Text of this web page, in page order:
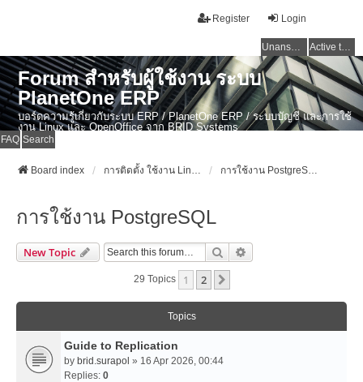
Login
Register
Unanswered topics Active topics
Forum สำหรับผู้ใช้งาน ระบบ
PlanetOne ERP
บอร์ดความรู้เกี่ยวกับระบบ ERP / PlanetOne ERP / ระบบบัญชี และการใช้
งาน Linux และ OpenOffice จาก BRID Systems
FAQ Search
Board index การติดตั้ง ใช้งาน Linux, OSX และ OpenSource Softwares การใช้งาน PostgreSQL
การใช้งาน PostgreSQL
New Topic Search
29 Topics 1 2
Topics
Guide to Replication
by brid.surapol » 16 Apr 2026, 00:44
Replies: 0